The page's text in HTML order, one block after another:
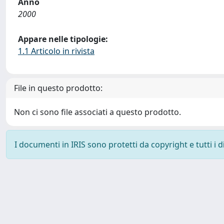
2000
Appare nelle tipologie:
1.1 Articolo in rivista
File in questo prodotto:
Non ci sono file associati a questo prodotto.
I documenti in IRIS sono protetti da copyright e tutti i